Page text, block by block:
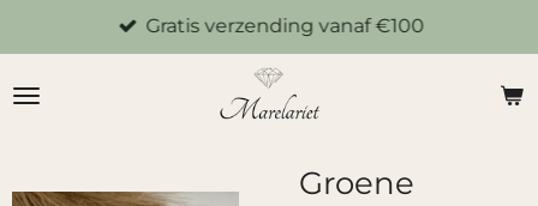
direct
naar
Gratis verzending vanaf €100
Groene